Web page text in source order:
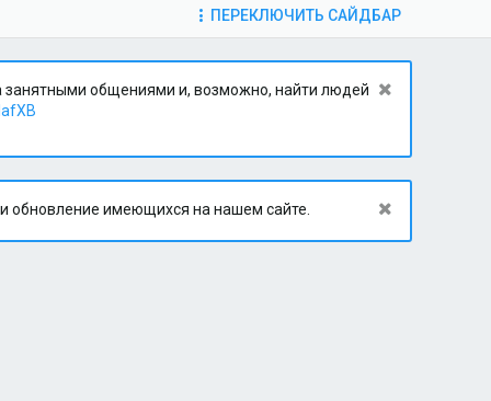
ПЕРЕКЛЮЧИТЬ САЙДБАР
общениями и, возможно, найти людей
обновление имеющихся на нашем сайте.